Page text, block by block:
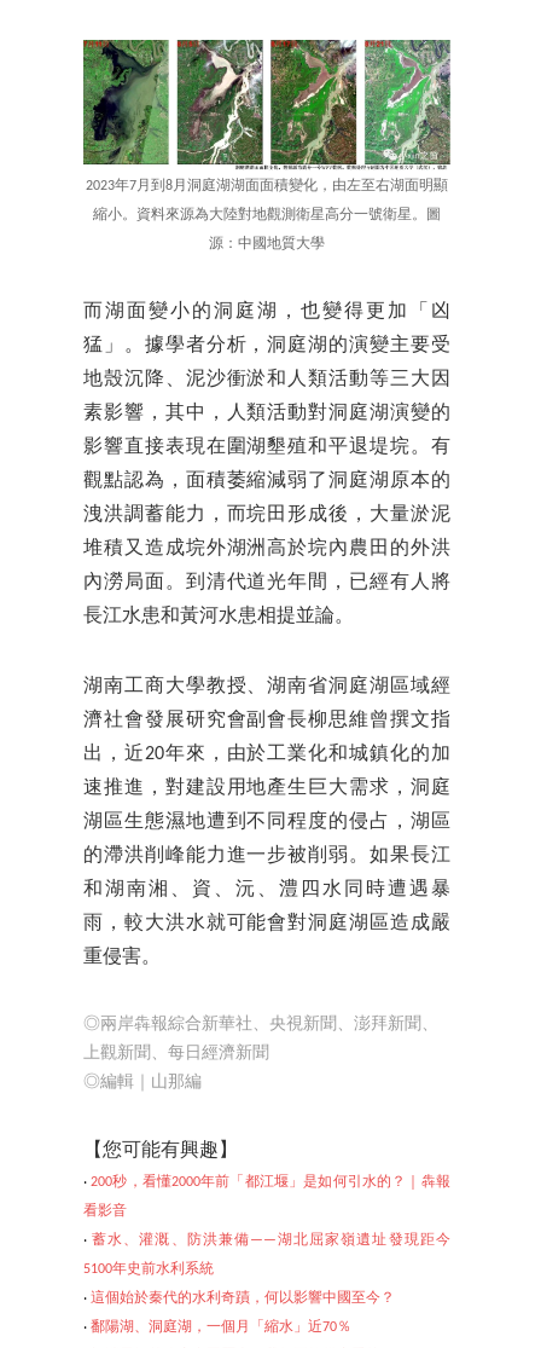
2023年7月到8月洞庭湖湖面面積變化，由左至右湖面明顯
縮小。資料來源為大陸對地觀測衛星高分一號衛星。圖
源：中國地質大學
而湖面變小的洞庭湖，也變得更加「凶
猛」。據學者分析，洞庭湖的演變主要受
地殼沉降、泥沙衝淤和人類活動等三大因
素影響，其中，人類活動對洞庭湖演變的
影響直接表現在圍湖墾殖和平退堤垸。有
觀點認為，面積萎縮減弱了洞庭湖原本的
洩洪調蓄能力，而垸田形成後，大量淤泥
堆積又造成垸外湖洲高於垸內農田的外洪
內澇局面。到清代道光年間，已經有人將
長江水患和黃河水患相提並論。
湖南工商大學教授、湖南省洞庭湖區域經
濟社會發展研究會副會長柳思維曾撰文指
出，近20年來，由於工業化和城鎮化的加
速推進，對建設用地產生巨大需求，洞庭
湖區生態濕地遭到不同程度的侵占，湖區
的滯洪削峰能力進一步被削弱。如果長江
和湖南湘、資、沅、澧四水同時遭遇暴
雨，較大洪水就可能會對洞庭湖區造成嚴
重侵害。
◎兩岸犇報綜合新華社、央視新聞、澎拜新聞、
上觀新聞、每日經濟新聞
◎編輯｜山那編
【您可能有興趣】
‧200秒，看懂2000年前「都江堰」是如何引水的？｜犇報
看影音
‧蓄水、灌溉、防洪兼備——湖北屈家嶺遺址發現距今
5100年史前水利系統
‧ 這個始於秦代的水利奇蹟，何以影響中國至今？
‧ 鄱陽湖、洞庭湖，一個月「縮水」近70％